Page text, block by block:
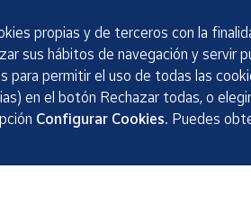
propias y de terceros con la
sus hábitos de navegación y servir
para permitir el uso de todas las
en el botón Rechazar todas, o
Configurar Cookies. Puedes